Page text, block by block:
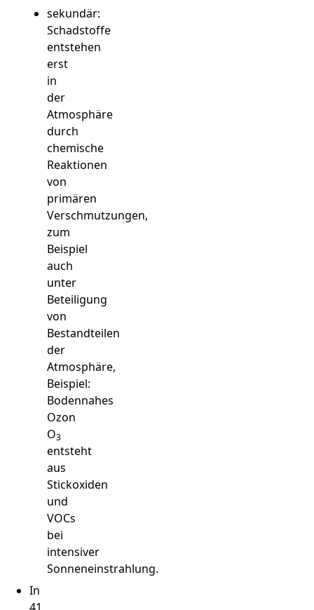
sekundär:
Schadstoffe
entstehen
erst
in
der
Atmosphäre
durch
chemische
Reaktionen
von
primären
Verschmutzungen,
zum
Beispiel
auch
unter
Beteiligung
von
Bestandteilen
der
Atmosphäre,
Beispiel:
Bodennahes
Ozon
O3
entsteht
aus
Stickoxiden
und
VOCs
bei
intensiver
Sonneneinstrahlung.
In